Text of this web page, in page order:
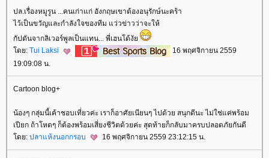
ปล.เรื่องหมูรูน ...คนเก่าแก่ อังกฤษเขาต้องอนุรักษ์นะคร้า
ไว้เป็นขวัญและกำลังใจของทีม แว่วข่าวว่าจะให้
กัปตันจากลิเวอร์พูลเป็นแทน... พี่เฮนโด้งั
ดย: Tui Laksi
16 พฤศจิกายน 2559
19:09:08 น.
Cartoon blog+
น้องๆ กลุ่มนี้เค้าชอบเที่ยวค่ะ เราก็อาศัยเนียนๆ ไปด้วย สนุกดีนะ ไม่ใช่แค่พร้อม
เปียก ถ้าโหดๆ ก็ต้องพร้อมเสี่ยงชีวิตด้วยค่ะ สุดท้ายก็กลับมาครบปลอดภัยกันดี
ดย: ปลาแห้งนอกกรอบ 16 พฤศจิกายน 2559 23:12:15 น.